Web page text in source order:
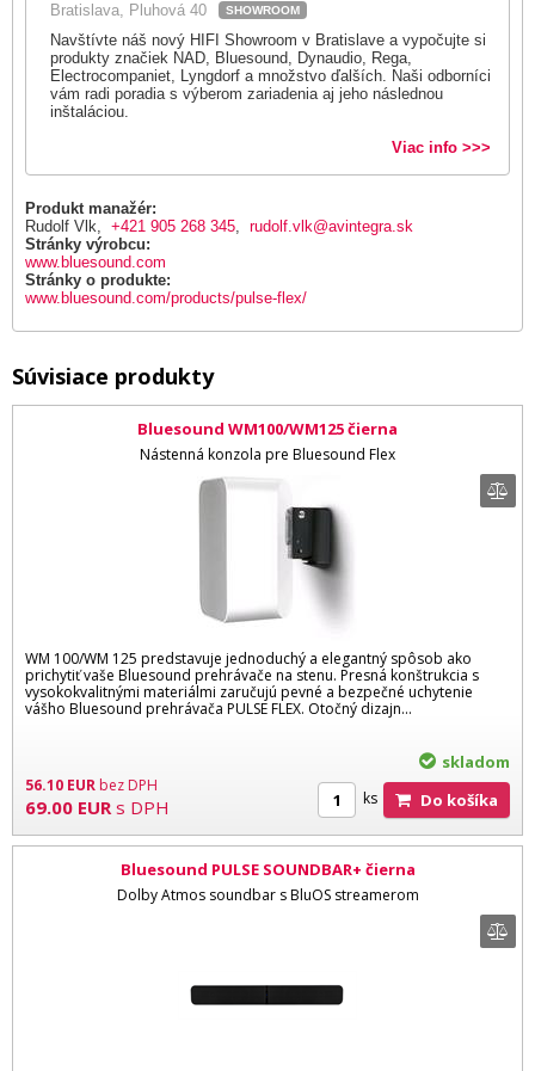
Bratislava, Pluhová 40 SHOWROOM
Navštívte náš nový HIFI Showroom v Bratislave a vypočujte si
produkty značiek NAD, Bluesound, Dynaudio, Rega,
Electrocompaniet, Lyngdorf a množstvo ďalších. Naši odborníci
vám radi poradia s výberom zariadenia aj jeho následnou
inštaláciou.
Viac info >>>
Produkt manažér:
Rudolf Vlk, +421 905 268 345, rudolf.vlk@avintegra.sk
Stránky výrobcu:
www.bluesound.com
Stránky o produkte:
www.bluesound.com/products/pulse-flex/
Súvisiace produkty
Bluesound WM100/WM125 čierna
Nástenná konzola pre Bluesound Flex
WM 100/WM 125 predstavuje jednoduchý a elegantný spôsob ako
prichytiť vaše Bluesound prehrávače na stenu. Presná konštrukcia s
vysokokvalitnými materiálmi zaručujú pevné a bezpečné uchytenie
vášho Bluesound prehrávača PULSE FLEX. Otočný dizajn...
56.10 EURbez DPH
69.00 EUR s DPH
skladom
ks Do košíka
Bluesound PULSE SOUNDBAR+ čierna
Dolby Atmos soundbar s BluOS streamerom